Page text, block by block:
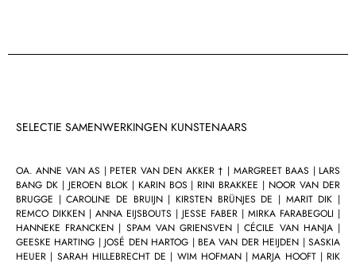
SELECTIE SAMENWERKINGEN KUNSTENAARS
OA. ANNE VAN AS | PETER VAN DEN AKKER † | MARGREET BAAS | LARS
BANG DK | JEROEN BLOK | KARIN BOS | RINI BRAKKEE | NOOR VAN DER
BRUGGE | CAROLINE DE BRUIJN | KIRSTEN BRÜNJES DE | MARIT DIK |
REMCO DIKKEN | ANNA EIJSBOUTS | JESSE FABER | MIRKA FARABEGOLI |
HANNEKE FRANCKEN | SPAM VAN GRIENSVEN | CÉCILE VAN HANJA |
GEESKE HARTING | JOSÉ DEN HARTOG | BEA VAN DER HEIJDEN | SASKIA
HEUER | SARAH HILLEBRECHT DE | WIM HOFMAN | MARJA HOOFT | RIK